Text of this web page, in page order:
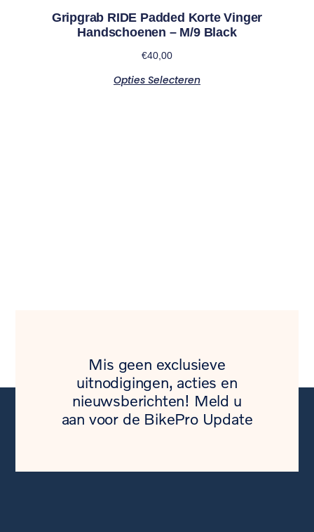
Gripgrab RIDE Padded Korte Vinger
Handschoenen – M/9 Black
€40,00
Opties Selecteren
Mis geen exclusieve
uitnodigingen, acties en
nieuwsberichten! Meld u
aan voor de BikePro Update